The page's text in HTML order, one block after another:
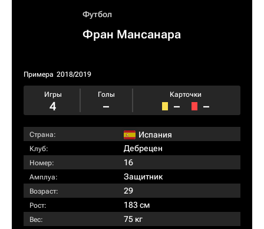
Футбол
Фран Мансанара
Примера 2018/2019
Игры
4
Голы
–
Карточки
– –
Страна: Испания
Клуб: Дебрецен
Номер: 16
Амплуа: Защитник
Возраст: 29
Рост: 183 см
Вес: 75 кг